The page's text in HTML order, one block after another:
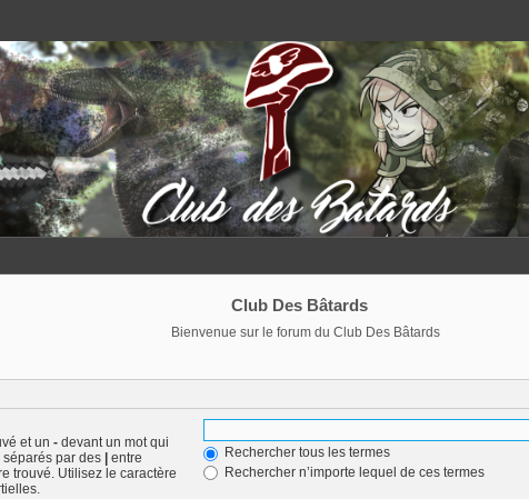
Club Des Bâtards
Bienvenue sur le forum du Club Des Bâtards
et un -devant un mot qui
par des
entre
trouvé. Utilisez le caractère
Rechercher tous les termes
Rechercher n’importe lequel de ces termes